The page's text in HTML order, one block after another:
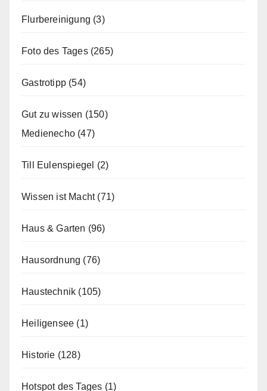
Flurbereinigung (3)
Foto des Tages(265)
Gastrotipp (54)
Gut zu wissen (150)
Medienecho (47)
Till Eulenspiegel (2)
Wissen ist Macht(71)
Haus & Garten (96)
Hausordnung (76)
Haustechnik (105)
Heiligensee (1)
Historie (128)
Hotspot des Tages (1)